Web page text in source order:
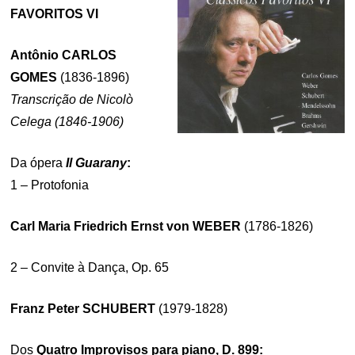
FAVORITOS VI
Antônio CARLOS
GOMES (1836-1896)
Transcrição de Nicolò
Celega (1846-1906)
Da óperaIl Guarany:
1 – Protofonia
Carl Maria Friedrich Ernst von WEBER (1786-1826)
2 – Convite à Dança, Op. 65
Franz Peter SCHUBERT (1979-1828)
DosQuatro Improvisos para piano, D. 899: